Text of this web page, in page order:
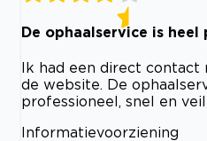
De ophaalservice is heel
Ik had een direct contact
de website. De
professioneel, snel en
Informatievoorziening